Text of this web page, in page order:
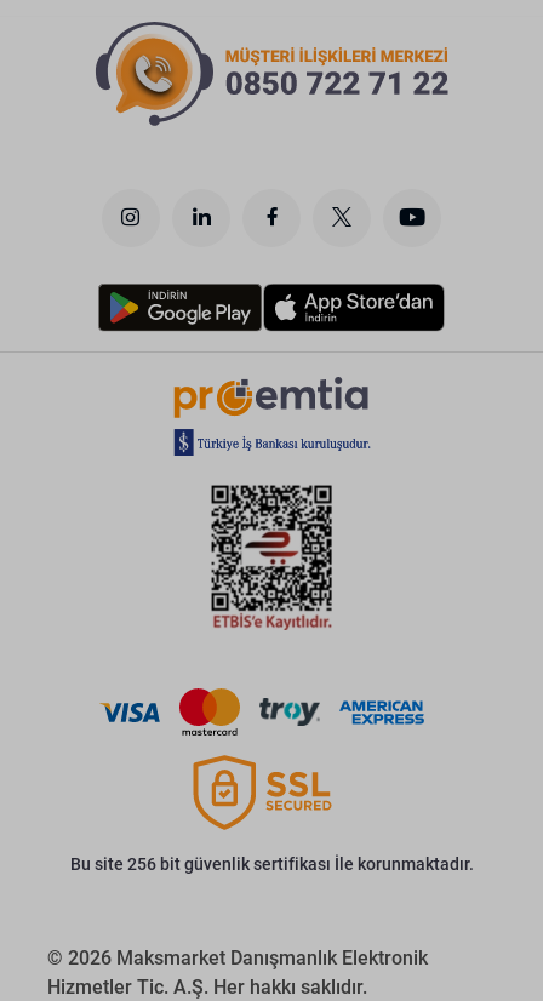
Bu site 256 bit güvenlik sertifikası İle korunmaktadır.
© 2026 Maksmarket Danışmanlık Elektronik
Hizmetler Tic. A.Ş. Her hakkı saklıdır.